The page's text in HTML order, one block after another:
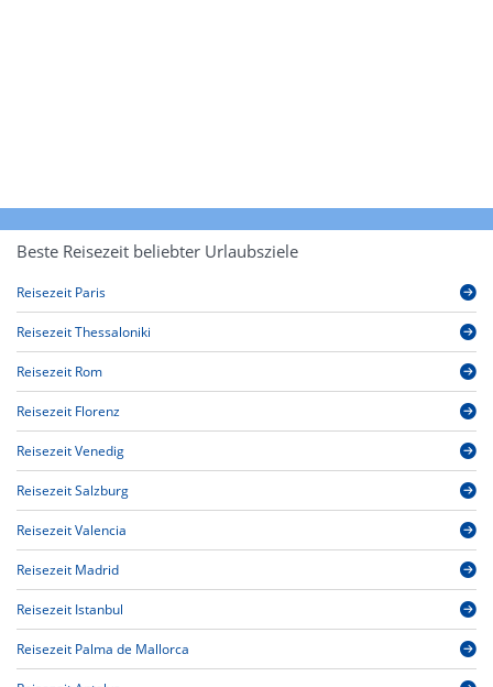
Beste Reisezeit beliebter Urlaubsziele
Reisezeit Paris
Reisezeit Thessaloniki
Reisezeit Rom
Reisezeit Florenz
Reisezeit Venedig
Reisezeit Salzburg
Reisezeit Valencia
Reisezeit Madrid
Reisezeit Istanbul
Reisezeit Palma de Mallorca